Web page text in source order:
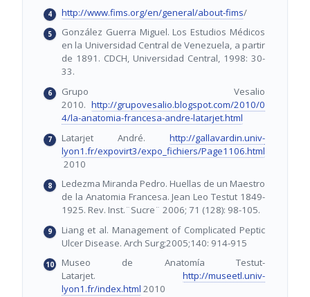
http://www.fims.org/en/general/about-fims/
González Guerra Miguel. Los Estudios Médicos
en la Universidad Central de Venezuela, a partir
de 1891. CDCH, Universidad Central, 1998: 30-
33.
Grupo Vesalio
2010. http://grupovesalio.blogspot.com/2010/0
4/la-anatomia-francesa-andre-latarjet.html
Latarjet André.
http://gallavardin.univ-
lyon1.fr/expovirt3/expo_fichiers/Page1106.html
2010
Ledezma Miranda Pedro. Huellas de un Maestro
de la Anatomia Francesa. Jean Leo Testut 1849-
1925. Rev. Inst.¨Sucre¨ 2006; 71 (128): 98-105.
Liang et al. Management of Complicated Peptic
Ulcer Disease. Arch Surg;2005;140: 914-915
Museo de Anatomía Testut-
Latarjet.
http://museetl.univ-
lyon1.fr/index.html 2010